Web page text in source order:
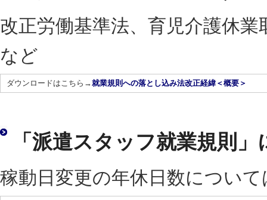
改正労働基準法、育児介護休
など
ダウンロードはこちら→就業規則への落とし込み法改正経緯＜概要＞
「派遣スタッフ就業規則
稼動日変更の年休日数につい